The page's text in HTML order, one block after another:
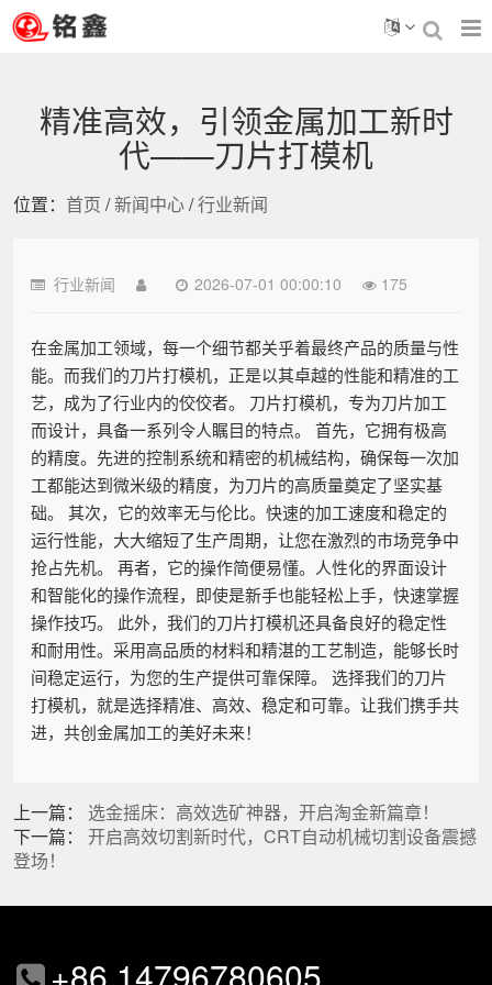
精准高效，引领金属加工新时
代——刀片打模机
位置： 首页 /新闻中心/行业新闻
行业新闻 2026-07-01 00:00:10 175
在金属加工领域，每一个细节都关乎着最终产品的质量与性
能。而我们的刀片打模机，正是以其卓越的性能和精准的工
艺，成为了行业内的佼佼者。 刀片打模机，专为刀片加工
而设计，具备一系列令人瞩目的特点。 首先，它拥有极高
的精度。先进的控制系统和精密的机械结构，确保每一次加
工都能达到微米级的精度，为刀片的高质量奠定了坚实基
础。 其次，它的效率无与伦比。快速的加工速度和稳定的
运行性能，大大缩短了生产周期，让您在激烈的市场竞争中
抢占先机。 再者，它的操作简便易懂。人性化的界面设计
和智能化的操作流程，即使是新手也能轻松上手，快速掌握
操作技巧。 此外，我们的刀片打模机还具备良好的稳定性
和耐用性。采用高品质的材料和精湛的工艺制造，能够长时
间稳定运行，为您的生产提供可靠保障。 选择我们的刀片
打模机，就是选择精准、高效、稳定和可靠。让我们携手共
进，共创金属加工的美好未来！
上一篇： 选金摇床：高效选矿神器，开启淘金新篇章！
下一篇： 开启高效切割新时代，CRT自动机械切割设备震撼
登场！